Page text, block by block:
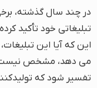
در چند سال گذشته،
تبلیغاتی خود تأکید
این که آیا این
می دهد، مشخص نیست.
تفسیر شود که